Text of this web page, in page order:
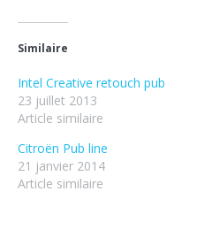
Similaire
Intel Creative retouch pub
23 juillet 2013
Article similaire
Citroën Pub line
21 janvier 2014
Article similaire